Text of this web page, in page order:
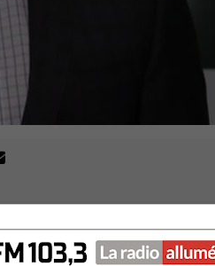
Lemoyne Midget
AAA.